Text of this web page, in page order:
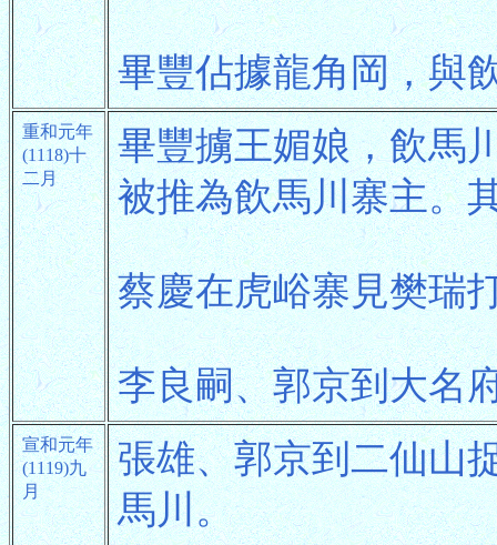
畢豐佔據龍角岡，與
重和元年
(1118)十
二月
畢豐擄王媚娘，飲馬
被推為飲馬川寨主。
蔡慶在虎峪寨見樊瑞
李良嗣、郭京到大名
宣和元年
(1119)九
月
張雄、郭京到二仙山
馬川。